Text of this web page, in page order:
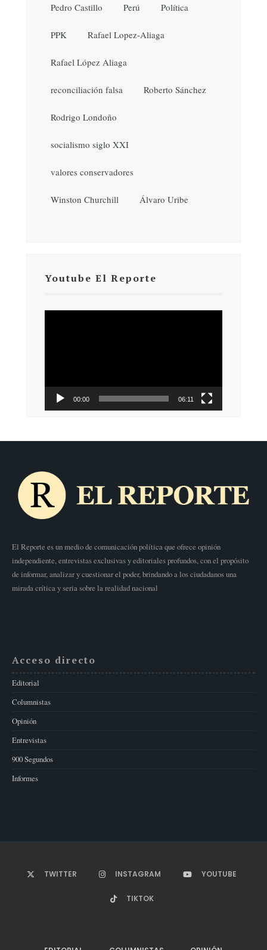
Pedro Castillo Perú Política
PPK Rafael Lopez-Aliaga
Rafael López Aliaga
reconciliación falsa Roberto Sánchez
Rodrigo Londoño
socialismo siglo XXI
valores conservadores
Winston Churchill Álvaro Uribe
Youtube El Reporte
00:00 06:11
El Reporte es un medio de comunicación política que ofrece opinión
independiente, entrevistas exclusivas y editoriales profundos, con el propósito
de informar, analizar y cuestionar el poder, brindando a los ciudadanos una
mirada crítica y seria sobre la realidad nacional
Acceso directo
Editorial
Columnistas
Opinión
Entrevistas
900 Segundos
Informes
TWITTER INSTAGRAM YOUTUBE
TIKTOK